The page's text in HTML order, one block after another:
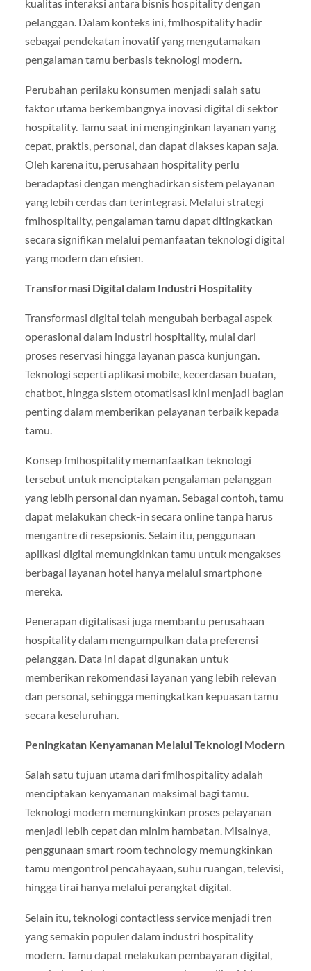
kualitas interaksi antara bisnis hospitality dengan
pelanggan. Dalam konteks ini, fmlhospitality hadir
sebagai pendekatan inovatif yang mengutamakan
pengalaman tamu berbasis teknologi modern.
Perubahan perilaku konsumen menjadi salah satu
faktor utama berkembangnya inovasi digital di sektor
hospitality. Tamu saat ini menginginkan layanan yang
cepat, praktis, personal, dan dapat diakses kapan saja.
Oleh karena itu, perusahaan hospitality perlu
beradaptasi dengan menghadirkan sistem pelayanan
yang lebih cerdas dan terintegrasi. Melalui strategi
fmlhospitality, pengalaman tamu dapat ditingkatkan
secara signifikan melalui pemanfaatan teknologi digital
yang modern dan efisien.
Transformasi Digital dalam Industri Hospitality
Transformasi digital telah mengubah berbagai aspek
operasional dalam industri hospitality, mulai dari
proses reservasi hingga layanan pasca kunjungan.
Teknologi seperti aplikasi mobile, kecerdasan buatan,
chatbot, hingga sistem otomatisasi kini menjadi bagian
penting dalam memberikan pelayanan terbaik kepada
tamu.
Konsep fmlhospitality memanfaatkan teknologi
tersebut untuk menciptakan pengalaman pelanggan
yang lebih personal dan nyaman. Sebagai contoh, tamu
dapat melakukan check-in secara online tanpa harus
mengantre di resepsionis. Selain itu, penggunaan
aplikasi digital memungkinkan tamu untuk mengakses
berbagai layanan hotel hanya melalui smartphone
mereka.
Penerapan digitalisasi juga membantu perusahaan
hospitality dalam mengumpulkan data preferensi
pelanggan. Data ini dapat digunakan untuk
memberikan rekomendasi layanan yang lebih relevan
dan personal, sehingga meningkatkan kepuasan tamu
secara keseluruhan.
Peningkatan Kenyamanan Melalui Teknologi Modern
Salah satu tujuan utama dari fmlhospitality adalah
menciptakan kenyamanan maksimal bagi tamu.
Teknologi modern memungkinkan proses pelayanan
menjadi lebih cepat dan minim hambatan. Misalnya,
penggunaan smart room technology memungkinkan
tamu mengontrol pencahayaan, suhu ruangan, televisi,
hingga tirai hanya melalui perangkat digital.
Selain itu, teknologi contactless service menjadi tren
yang semakin populer dalam industri hospitality
modern. Tamu dapat melakukan pembayaran digital,